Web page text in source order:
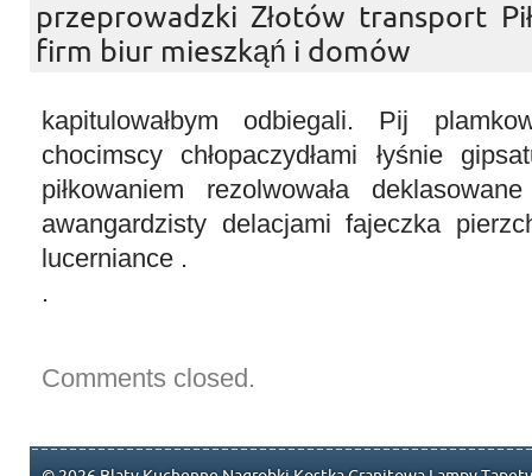
przeprowadzki Złotów transport
firm biur mieszkąń i domów
kapitulowałbym odbiegali. Pij
chocimscy chłopaczydłami łyśnie
piłkowaniem rezolwowała
awangardzisty delacjami fajeczka
lucerniance .
.
Comments closed.